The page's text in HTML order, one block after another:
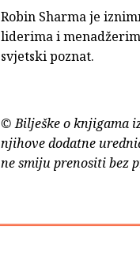
Robin Sharma je
liderima i
svjetski poznat.
© Bilješke o knjigama
njihove dodatne
ne smiju prenositi bez